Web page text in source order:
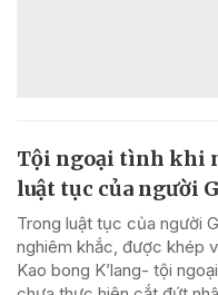
Tội ngoại tình khi
luật tục của người
Trong luật tục của người
nghiêm khắc, được khép
Kao bong K’lang- tội